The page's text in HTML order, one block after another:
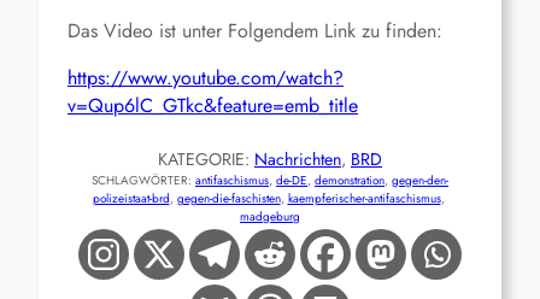
Das Video ist unter Folgendem Link zu finden:
https://www.youtube.com/watch?
v=Qup6lC_GTkc&feature=emb_title
KATEGORIE: Nachrichten, BRD
SCHLAGWÖRTER: antifaschismus, de-DE, demonstration, gegen-den-
polizeistaat-brd, gegen-die-faschisten, kaempferischer-antifaschismus
madgeburg